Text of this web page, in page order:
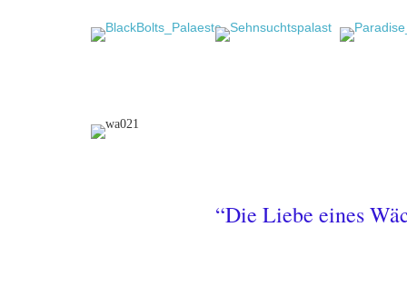
“Die Liebe eines